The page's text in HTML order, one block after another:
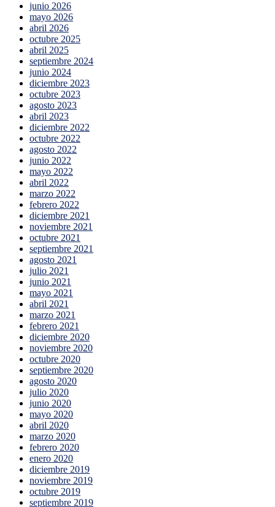
junio 2026
mayo 2026
abril 2026
octubre 2025
abril 2025
septiembre 2024
junio 2024
diciembre 2023
octubre 2023
agosto 2023
abril 2023
diciembre 2022
octubre 2022
agosto 2022
junio 2022
mayo 2022
abril 2022
marzo 2022
febrero 2022
diciembre 2021
noviembre 2021
octubre 2021
septiembre 2021
agosto 2021
julio 2021
junio 2021
mayo 2021
abril 2021
marzo 2021
febrero 2021
diciembre 2020
noviembre 2020
octubre 2020
septiembre 2020
agosto 2020
julio 2020
junio 2020
mayo 2020
abril 2020
marzo 2020
febrero 2020
enero 2020
diciembre 2019
noviembre 2019
octubre 2019
septiembre 2019